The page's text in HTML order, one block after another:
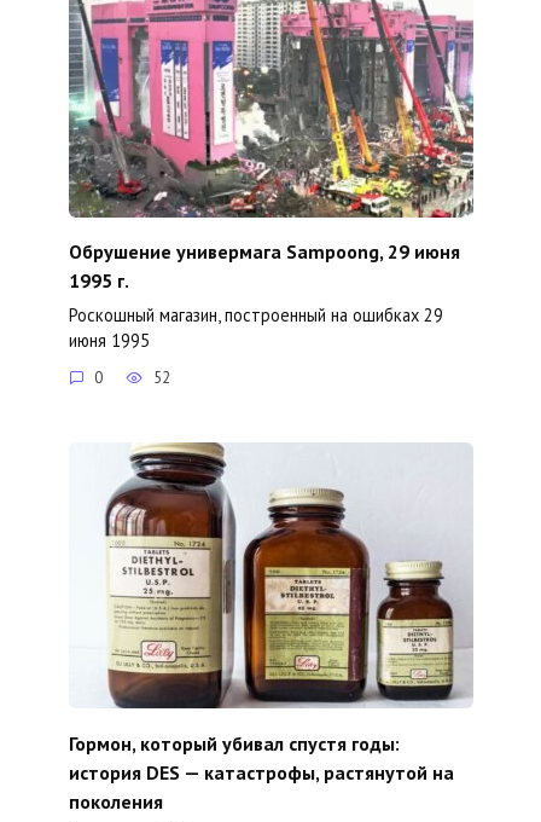
Обрушение универмага Sampoong, 29 июня
1995 г.
Роскошный магазин, построенный на ошибках 29
июня 1995
0 52
Гормон, который убивал спустя годы:
история DES — катастрофы, растянутой на
поколения